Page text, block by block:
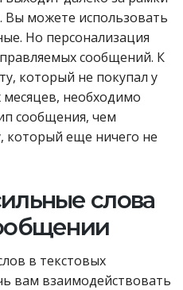
Вы можете использовать
Но персонализация
сообщений. К
который не покупал у
месяцев, необходимо
сообщения, чем
который еще ничего не
слова
в текстовых
вам взаимодействовать